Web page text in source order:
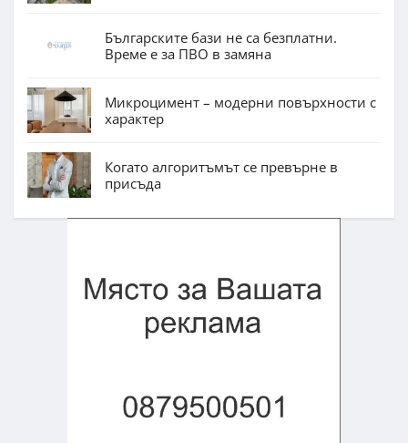
Българските бази не са безплатни.
Време е за ПВО в замяна
Микроцимент – модерни повърхности с
характер
Когато алгоритъмът се превърне в
присъда